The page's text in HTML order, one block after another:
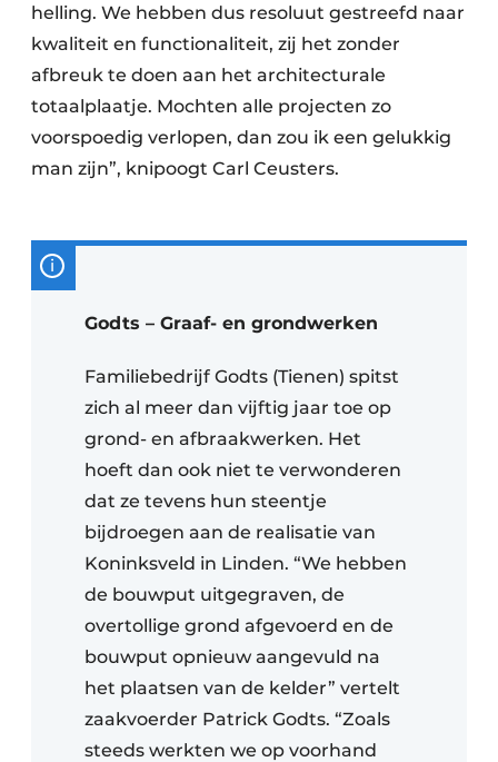
helling. We hebben dus resoluut gestreefd naar
kwaliteit en functionaliteit, zij het zonder
afbreuk te doen aan het architecturale
totaalplaatje. Mochten alle projecten zo
voorspoedig verlopen, dan zou ik een gelukkig
man zijn”, knipoogt Carl Ceusters.
Godts – Graaf- en grondwerken
Familiebedrijf Godts (Tienen) spitst
zich al meer dan vijftig jaar toe op
grond- en afbraakwerken. Het
hoeft dan ook niet te verwonderen
dat ze tevens hun steentje
bijdroegen aan de realisatie van
Koninksveld in Linden. “We hebben
de bouwput uitgegraven, de
overtollige grond afgevoerd en de
bouwput opnieuw aangevuld na
het plaatsen van de kelder” vertelt
zaakvoerder Patrick Godts. “Zoals
steeds werkten we op voorhand